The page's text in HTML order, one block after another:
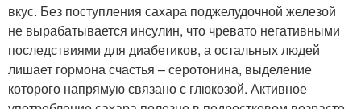
вкус. Без поступления сахара поджелудочной железой
не вырабатывается инсулин, что чревато негативными
последствиями для диабетиков, а остальных людей
лишает гормона счастья – серотонина, выделение
которого напрямую связано с глюкозой. Активное